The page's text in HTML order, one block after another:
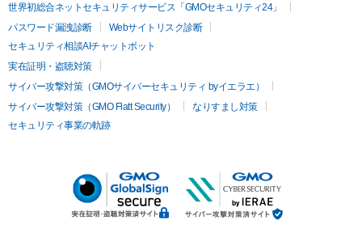
世界初総合ネットセキュリティサービス「GMOセキュリティ24」
パスワード漏洩診断
Webサイトリスク診断
セキュリティ相談AIチャットボット
実在証明・盗聴対策
サイバー攻撃対策（GMOサイバーセキュリティ byイエラエ）
サイバー攻撃対策（GMO Flatt Security）
なりすまし対策
セキュリティ事業の軌跡